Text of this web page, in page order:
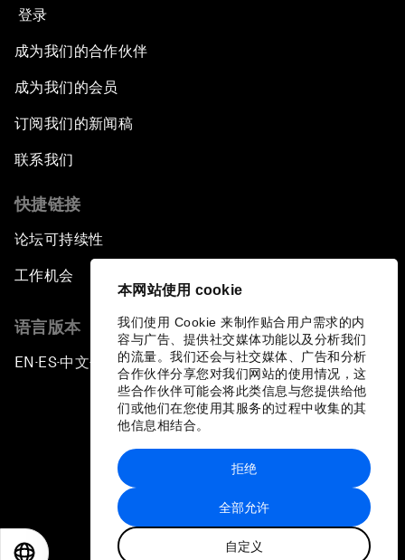
本网站使用 cookie
我们使用 Cookie 来制作贴合用户需求的内
容与广告、提供社交媒体功能以及分析我们
的流量。我们还会与社交媒体、广告和分析
合作伙伴分享您对我们网站的使用情况，这
些合作伙伴可能会将此类信息与您提供给他
们或他们在您使用其服务的过程中收集的其
他信息相结合。
全部允许
自定义
拒绝
登录
成为我们的合作伙伴
成为我们的会员
订阅我们的新闻稿
联系我们
快捷链接
论坛可持续性
工作机会
语言版本
EN ▪ ES▪中文▪ 日本語
站点地图
世界经济论坛